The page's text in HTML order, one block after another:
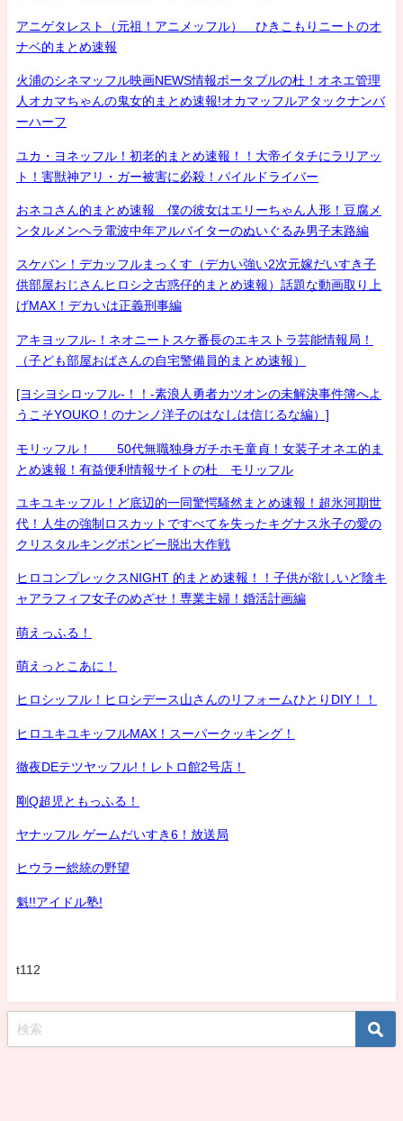
アニゲタレスト（元祖！アニメッフル） ひきこもりニートのオ
ナベ的まとめ速報
火浦のシネマッフル映画NEWS情報ポータブルの杜！オネエ管理
人オカマちゃんの鬼女的まとめ速報!オカマッフルアタックナンバ
ーハーフ
ユカ・ヨネッフル！初老的まとめ速報！！大帝イタチにラリアッ
ト！害獣神アリ・ガー被害に必殺！パイルドライバー
おネコさん的まとめ速報 僕の彼女はエリーちゃん人形！豆腐メ
ンタルメンヘラ電波中年アルバイターのぬいぐるみ男子末路編
スケバン！デカッフルまっくす（デカい強い2次元嫁だいすき子
供部屋おじさんヒロシ之古惑仔的まとめ速報）話題な動画取り上
げMAX！デカいは正義刑事編
アキヨッフル-！ネオニートスケ番長のエキストラ芸能情報局！
（子ども部屋おばさんの自宅警備員的まとめ速報）
[ヨシヨシロッフル-！！-素浪人勇者カツオンの未解決事件簿へよ
うこそYOUKO！のナンノ洋子のはなしは信じるな編）]
モリッフル！ 50代無職独身ガチホモ童貞！女装子オネエ的ま
とめ速報！有益便利情報サイトの杜 モリッフル
ユキユキッフル！ど底辺的一同驚愕騒然まとめ速報！超氷河期世
代！人生の強制ロスカットですべてを失ったキグナス氷子の愛の
クリスタルキングボンビー脱出大作戦
ヒロコンプレックスNIGHT 的まとめ速報！！子供が欲しいど陰キ
ャアラフィフ女子のめざせ！専業主婦！婚活計画編
萌えっふる！
萌えっとこあに！
ヒロシッフル！ヒロシデース山さんのリフォームひとりDIY！！
ヒロユキユキッフルMAX！スーパークッキング！
徹夜DEテツヤッフル!！レトロ館2号店！
剛Q超児ともっふる！
ヤナッフル ゲームだいすき6！放送局
ヒウラー総統の野望
魁!!アイドル塾!
t112